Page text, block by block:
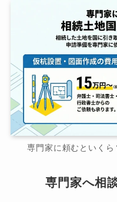
専門家に頼むといく
専門家へ相